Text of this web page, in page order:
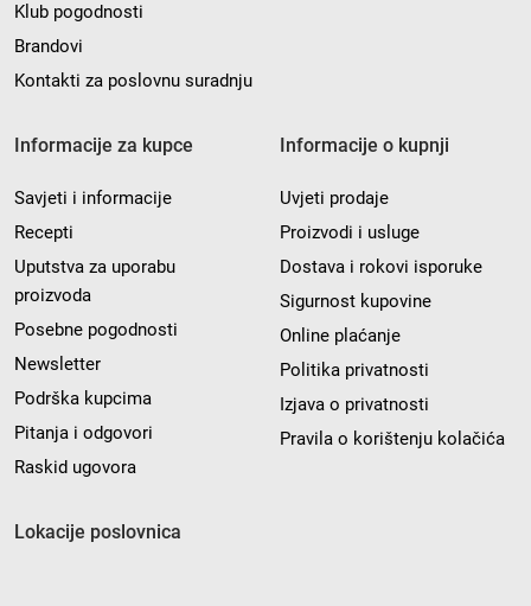
Klub pogodnosti
Brandovi
Kontakti za poslovnu suradnju
Informacije za kupce
Savjeti i informacije
Recepti
Uputstva za uporabu
proizvoda
Posebne pogodnosti
Newsletter
Podrška kupcima
Pitanja i odgovori
Raskid ugovora
Informacije o kupnji
Uvjeti prodaje
Proizvodi i usluge
Dostava i rokovi isporuke
Sigurnost kupovine
Online plaćanje
Politika privatnosti
Izjava o privatnosti
Pravila o korištenju kolačića
Lokacije poslovnica